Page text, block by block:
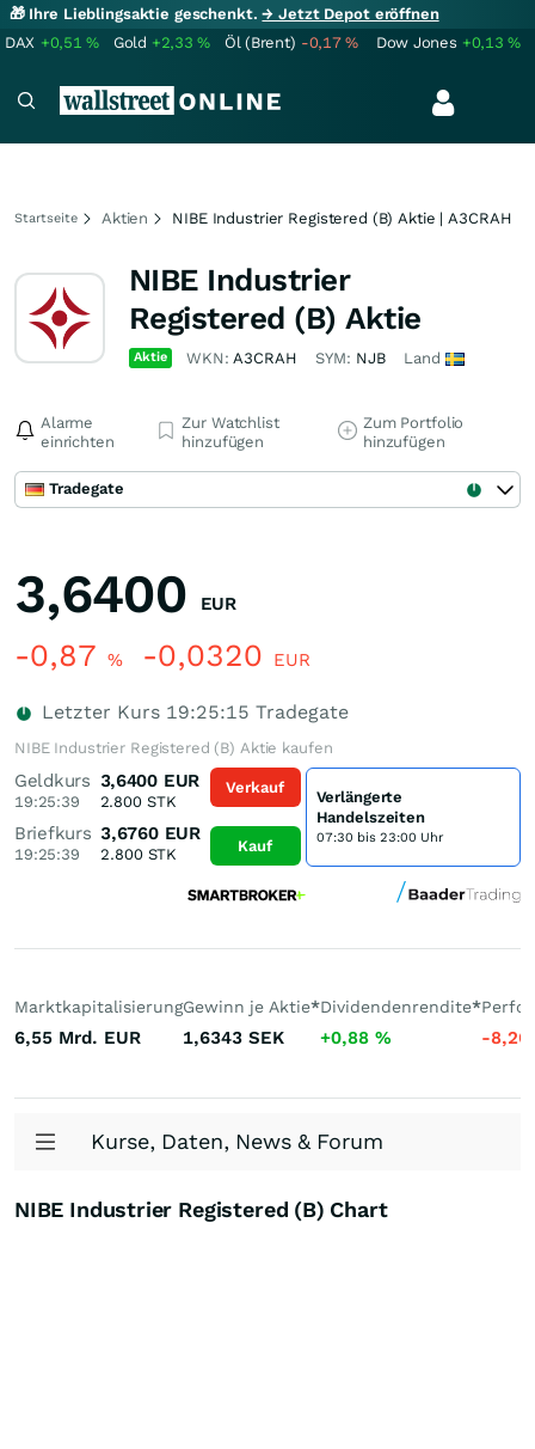
🎁 Ihre Lieblingsaktie geschenkt.→ Jetzt Depot eröffnen
DAX +0,51% Gold +2,33% Öl (Brent) -0,17% Dow Jones +0,13%
Startseite Aktien NIBE Industrier Registered (B) Aktie | A3CRAH
NIBE Industrier
Registered (B) Aktie
Aktie WKN:A3CRAH SYM: NJB Land
Alarme
einrichten
Zur Watchlist
hinzufügen
Zum Portfolio
hinzufügen
Tradegate
3,6400 EUR
-0,87 % -0,0320 EUR
Letzter Kurs 19:25:15 Tradegate
NIBE Industrier Registered (B) Aktie kaufen
Geldkurs
19:25:39
3,6400 EUR
2.800STK
Briefkurs
19:25:39
3,6760 EUR
2.800STK
Verkauf
Kauf
Verlängerte
Handelszeiten
07:30 bis 23:00 Uhr
Marktkapitalisierung
6,55 Mrd. EUR
Gewinn je Aktie*
1,6343 SEK
Dividendenrendite*
+0,88 % -8,26
Kurse, Daten, News & Forum
NIBE Industrier Registered (B) Chart